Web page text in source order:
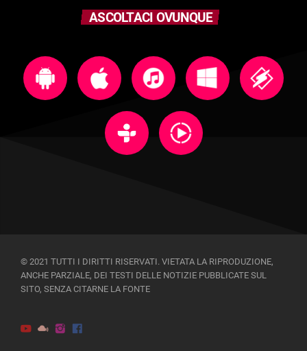
ASCOLTACI OVUNQUE
© 2021 TUTTI I DIRITTI RISERVATI. VIETATA LA RIPRODUZIONE,
ANCHE PARZIALE, DEI TESTI DELLE NOTIZIE PUBBLICATE SUL
SITO, SENZA CITARNE LA FONTE